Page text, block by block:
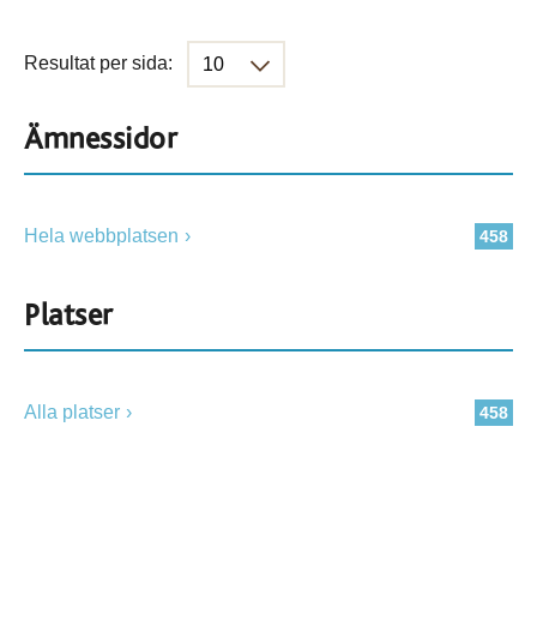
Resultat per sida:
Ämnessidor
458
Hela webbplatsen
Platser
458
Alla platser